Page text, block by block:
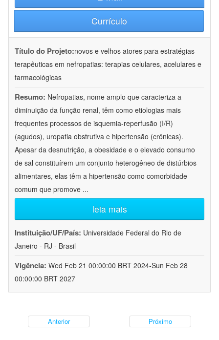
Currículo
Título do Projeto:novos e velhos atores para estratégias
terapêuticas em nefropatias: terapias celulares, acelulares e
farmacológicas
Resumo: Nefropatias, nome amplo que caracteriza a
diminuição da função renal, têm como etiologias mais
frequentes processos de isquemia-reperfusão (I/R)
(agudos), uropatia obstrutiva e hipertensão (crônicas).
Apesar da desnutrição, a obesidade e o elevado consumo
de sal constituírem um conjunto heterogêneo de distúrbios
alimentares, elas têm a hipertensão como comorbidade
comum que promove ...
leia mais
Instituição/UF/País: Universidade Federal do Rio de
Janeiro - RJ - Brasil
Vigência: Wed Feb 21 00:00:00 BRT 2024-Sun Feb 28
00:00:00 BRT 2027
Anterior Próximo